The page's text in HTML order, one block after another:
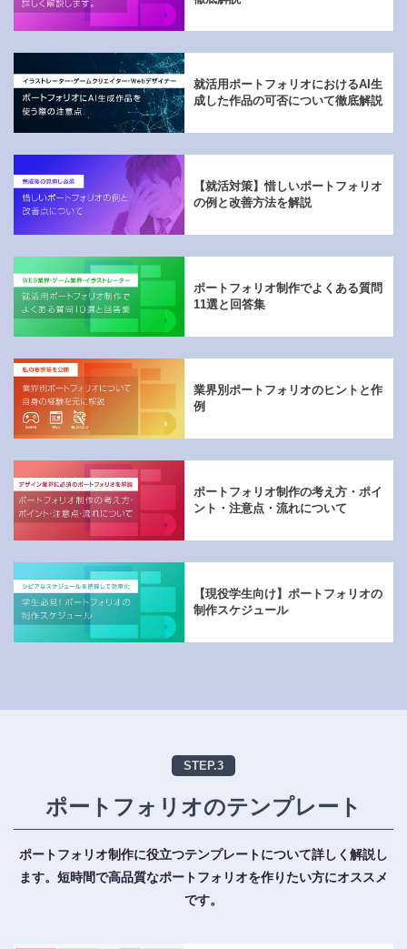
就活用ポートフォリオにおけるAI生
成した作品の可否について徹底解説
【就活対策】惜しいポートフォリオ
の例と改善方法を解説
ポートフォリオ制作でよくある質問
11選と回答集
業界別ポートフォリオのヒントと作
例
ポートフォリオ制作の考え方・ポイ
ント・注意点・流れについて
【現役学生向け】ポートフォリオの
制作スケジュール
STEP.3
ポートフォリオのテンプレート
ポートフォリオ制作に役立つテンプレートについて詳しく解説し
ます。 短時間で高品質なポートフォリオを作りたい方にオススメ
です。